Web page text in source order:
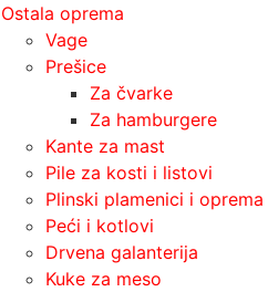
Ostala oprema
Vage
Prešice
Za čvarke
Za hamburgere
Kante za mast
Pile za kosti i listovi
Plinski plamenici i oprema
Peći i kotlovi
Drvena galanterija
Kuke za meso